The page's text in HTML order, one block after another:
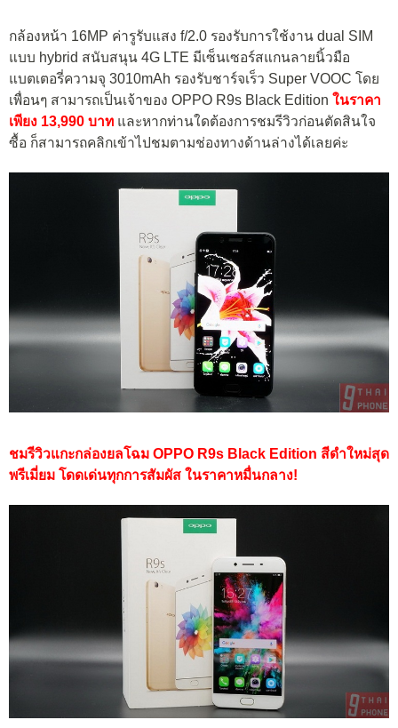
กล้องหน้า 16MP ค่ารูรับแสง f/2.0 รองรับการใช้งาน dual SIM
แบบ hybrid สนับสนุน 4G LTE มีเซ็นเซอร์สแกนลายนิ้วมือ
แบตเตอรี่ความจุ 3010mAh รองรับชาร์จเร็ว Super VOOC โดย
เพื่อนๆ สามารถเป็นเจ้าของ OPPO R9s Black Edition ในราคา
เพียง 13,990 บาท และหากท่านใดต้องการชมรีวิวก่อนตัดสินใจ
ซื้อ ก็สามารถคลิกเข้าไปชมตามช่องทางด้านล่างได้เลยค่ะ
ชมรีวิวแกะกล่องยลโฉม OPPO R9s Black Edition สีดำใหม่สุด
พรีเมี่ยม โดดเด่นทุกการสัมผัส ในราคาหมื่นกลาง!